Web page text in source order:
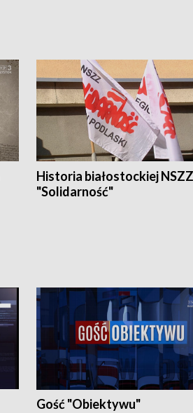
Historia białostockiej NSZZ
"Solidarność"
Gość "Obiektywu"